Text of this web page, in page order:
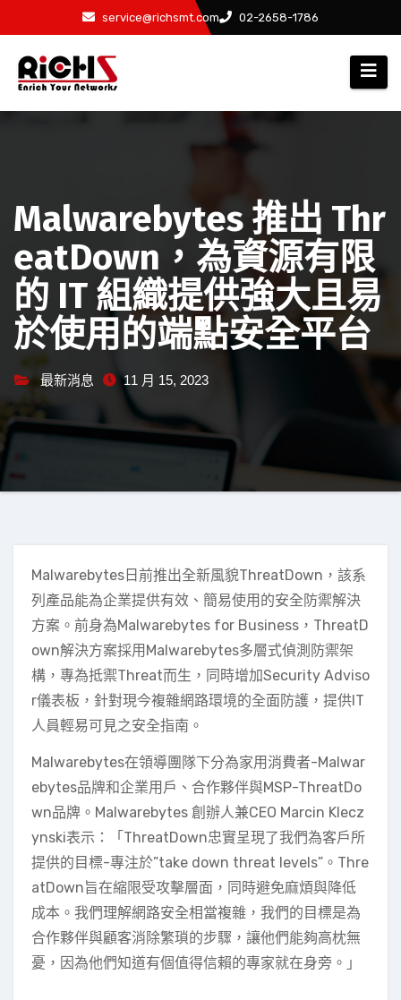
service@richsmt.com 02-2658-1786
Malwarebytes 推出 Thr
eatDown，為資源有限
的 IT 組織提供強大且易
於使用的端點安全平台
最新消息 11 月 15, 2023
Malwarebytes日前推出全新風貌ThreatDown，該系
列產品能為企業提供有效、簡易使用的安全防禦解決
方案。前身為Malwarebytes for Business，ThreatD
own解決方案採用Malwarebytes多層式偵測防禦架
構，專為抵禦Threat而生，同時增加Security Adviso
r儀表板，針對現今複雜網路環境的全面防護，提供IT
人員輕易可見之安全指南。
Malwarebytes在領導團隊下分為家用消費者-Malwar
ebytes品牌和企業用戶、合作夥伴與MSP-ThreatDo
wn品牌。Malwarebytes 創辦人兼CEO Marcin Klecz
ynski表示：「ThreatDown忠實呈現了我們為客戶所
提供的目標-專注於”take down threat levels”。Thre
atDown旨在縮限受攻擊層面，同時避免麻煩與降低
成本。我們理解網路安全相當複雜，我們的目標是為
合作夥伴與顧客消除繁瑣的步驟，讓他們能夠高枕無
憂，因為他們知道有個值得信賴的專家就在身旁。」